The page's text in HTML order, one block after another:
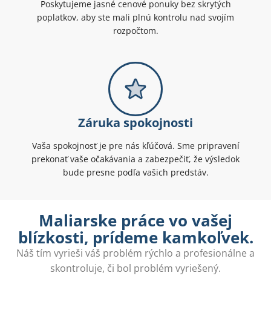
Poskytujeme jasné cenové ponuky bez skrytých
poplatkov, aby ste mali plnú kontrolu nad svojím
rozpočtom.
Záruka spokojnosti
Vaša spokojnosť je pre nás kľúčová. Sme pripravení
prekonať vaše očakávania a zabezpečiť, že výsledok
bude presne podľa vašich predstáv.
Maliarske práce vo vašej
blízkosti, prídeme kamkoľvek.
Náš tím vyrieši váš problém rýchlo a profesionálne a
skontroluje, či bol problém vyriešený.